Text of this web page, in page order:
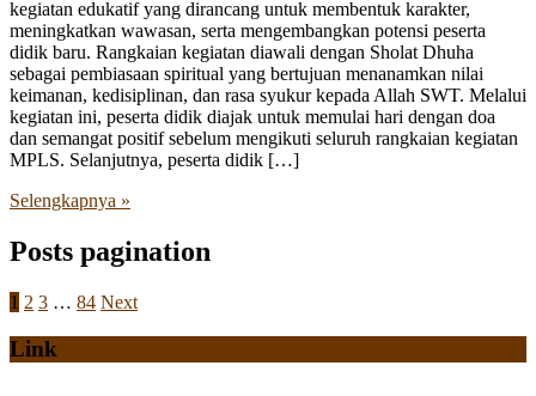
kegiatan edukatif yang dirancang untuk membentuk karakter,
meningkatkan wawasan, serta mengembangkan potensi peserta
didik baru. Rangkaian kegiatan diawali dengan Sholat Dhuha
sebagai pembiasaan spiritual yang bertujuan menanamkan nilai
keimanan, kedisiplinan, dan rasa syukur kepada Allah SWT. Melalui
kegiatan ini, peserta didik diajak untuk memulai hari dengan doa
dan semangat positif sebelum mengikuti seluruh rangkaian kegiatan
MPLS. Selanjutnya, peserta didik […]
Selengkapnya »
Posts pagination
1 2 3 … 84 Next
Link